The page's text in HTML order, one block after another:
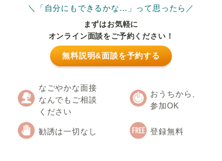
＼「自分にもできるかな…」って思ったら／
まずはお気軽に
オンライン面談をご予約ください！
無料説明&面談を予約する
なごやかな面接
なんでもご相談
ください
おうちから、
参加OK
勧誘は一切なし 登録無料